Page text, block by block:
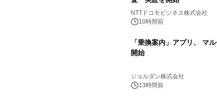
NTTドコモビジネス株式会社
10時間前
「乗換案内」アプリ、 マ
開始
ジョルダン株式会社
13時間前